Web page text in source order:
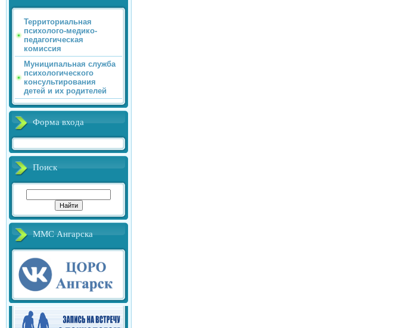
Территориальная
психолого-медико-
педагогическая
комиссия
Муниципальная служба
психологического
консультирования
детей и их родителей
Форма входа
Поиск
ММС Ангарска